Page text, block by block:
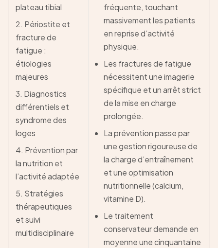
plateau tibial
2. Périostite et
fracture de
fatigue :
étiologies
majeures
3. Diagnostics
différentiels et
syndrome des
loges
4. Prévention par
la nutrition et
l’activité adaptée
5. Stratégies
thérapeutiques
et suivi
multidisciplinaire
fréquente, touchant
massivement les patients
en reprise d’activité
physique.
Les fractures de fatigue
nécessitent une imagerie
spécifique et un arrêt strict
de la mise en charge
prolongée.
La prévention passe par
une gestion rigoureuse de
la charge d’entraînement
et une optimisation
nutritionnelle (calcium,
vitamine D).
Le traitement
conservateur demande en
moyenne une cinquantaine